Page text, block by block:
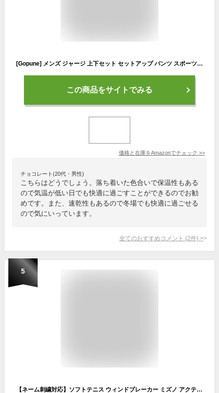
[Gopune] メンズ ジャージ 上下セット セットアップ パンツ スポーツウェア トレーニング ランニング ボトムス アウタールームウエ 普段着 グレー M
この商品をサイトでみる
価格と在庫をAmazonでチェック >>
チョコレート(20代・男性)
こちらはどうでしょう。落ち着いた色合いで保温性もある
ので気温が低い日でも快適に過ごすことができるのでお勧
めです。また、速乾性もあるので冬場でも快適に過ごせる
ので気にいっています。
全てのおすすめコメント (2件) >
5
【ネーム刺繍対応】ソフトテニス ウィンドブレーカー ミズノ アクティブウォーマージャケット＆アクティブウォーマーパンツ 上下セット 62JEB502-62JFB501 上下組 防寒 ウェア バドミントン ユニセックス ウインドブレーカー上下組 男女兼用